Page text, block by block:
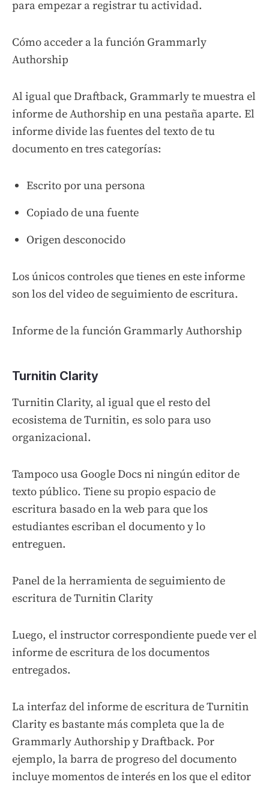
para empezar a registrar tu actividad.
Cómo acceder a la función Grammarly
Authorship
Al igual que Draftback, Grammarly te muestra el
informe de Authorship en una pestaña aparte. El
informe divide las fuentes del texto de tu
documento en tres categorías:
Escrito por una persona
Copiado de una fuente
Origen desconocido
Los únicos controles que tienes en este informe
son los del video de seguimiento de escritura.
Informe de la función Grammarly Authorship
Turnitin Clarity
Turnitin Clarity, al igual que el resto del
ecosistema de Turnitin, es solo para uso
organizacional.
Tampoco usa Google Docs ni ningún editor de
texto público. Tiene su propio espacio de
escritura basado en la web para que los
estudiantes escriban el documento y lo
entreguen.
Panel de la herramienta de seguimiento de
escritura de Turnitin Clarity
Luego, el instructor correspondiente puede ver el
informe de escritura de los documentos
entregados.
La interfaz del informe de escritura de Turnitin
Clarity es bastante más completa que la de
Grammarly Authorship y Draftback. Por
ejemplo, la barra de progreso del documento
incluye momentos de interés en los que el editor